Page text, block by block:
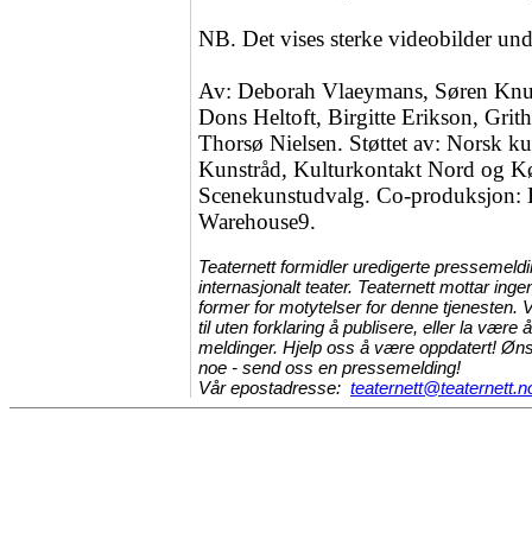
NB. Det vises sterke videobilder
Av: Deborah Vlaeymans, Søren
Dons Heltoft, Birgitte Erikson, Grith
Thorsø Nielsen. Støttet av: Norsk
Kunstråd, Kulturkontakt Nord og
Scenekunstudvalg. Co-produksjon:
Warehouse9.
Teaternett formidler uredigerte
internasjonalt teater. Teaternett mottar
former for motytelser for denne tjenesten.
til uten forklaring å publisere, eller la være
meldinger. Hjelp oss å være oppdatert!
noe - send oss en pressemelding!
Vår epostadresse: